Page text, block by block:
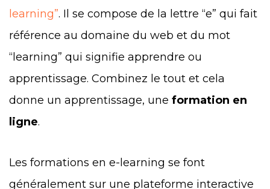
learning”. Il se compose de la lettre “e” qui fait
référence au domaine du web et du mot
“learning” qui signifie apprendre ou
apprentissage. Combinez le tout et cela
donne un apprentissage, une formation en
ligne.
Les formations en e-learning se font
généralement sur une plateforme interactive